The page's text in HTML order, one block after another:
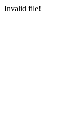
Invalid file!